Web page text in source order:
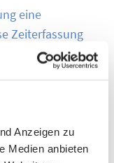
Anzeigen zu
Medien anbieten
eine
Zeiterfassung
aller
hilft
dabei,